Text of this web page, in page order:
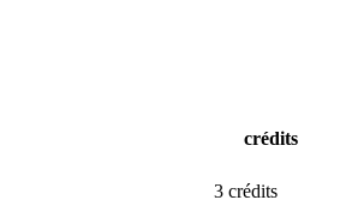
crédits
3 crédits